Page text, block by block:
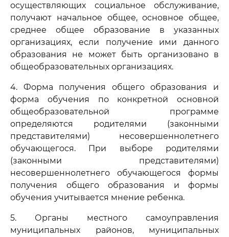
осуществляющих социальное обслуживание,
получают начальное общее, основное общее,
среднее общее образование в указанных
организациях, если получение ими данного
образования не может быть организовано в
общеобразовательных организациях.
4. Форма получения общего образования и
форма обучения по конкретной основной
общеобразовательной программе
определяются родителями (законными
представителями) несовершеннолетнего
обучающегося. При выборе родителями
(законными представителями)
несовершеннолетнего обучающегося формы
получения общего образования и формы
обучения учитывается мнение ребенка.
5. Органы местного самоуправления
муниципальных районов, муниципальных